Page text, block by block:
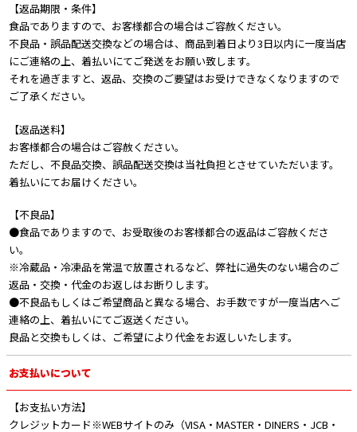
【返品期限・条件】
食品でありますので、お客様都合の場合はご容赦ください。
不良品・誤品配送交換などの場合は、商品到着日より3日以内に一度当店
にご連絡の上、着払いにてご発送をお願い致します。
それを過ぎますと、返品、交換のご要望はお受けできなくなりますので
ご了承ください。
【返品送料】
お客様都合の場合はご容赦ください。
ただし、不良品交換、誤品配送交換は当社負担とさせていただいます。
着払いにてお届けください。
【不良品】
●食品でありますので、お受取後のお客様都合の返品はご容赦くださ
い。
※冷蔵品・冷凍品を常温で放置されるなど、弊社に過失のない場合のご
返品・交換・代金のお返しはお断りします。
●不良品もしくはご希望商品と異なる場合、お手数ですが一度当店へご
連絡の上、着払いにてご返送ください。
良品と交換もしくは、ご希望により代金をお返しいたします。
お支払いについて
【お支払い方法】
クレジットカード※WEBサイトのみ（VISA・MASTER・DINERS・JCB・